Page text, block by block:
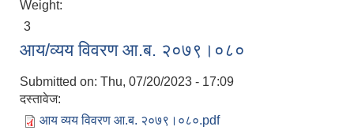
Weight:
3
आय/व्यय विवरण आ.ब. २०७९।०८०
Submitted on: Thu, 07/20/2023 - 17:09
दस्तावेज:
आय व्यय विवरण आ.ब. २०७९।०८०.pdf